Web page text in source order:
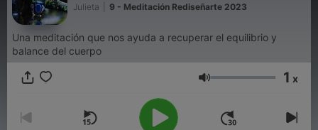
Julieta 9 - Meditación Rediseñarte 2023
Una meditación que nos ayuda a recuperar el equilibrio y
balance del cuerpo
Volumen 1 x